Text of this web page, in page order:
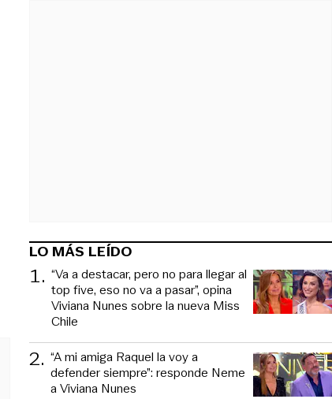
LO MÁS LEÍDO
1. “Va a destacar, pero no para llegar al
top five, eso no va a pasar”, opina
Viviana Nunes sobre la nueva Miss
Chile
2. “A mi amiga Raquel la voy a
defender siempre”: responde Neme
a Viviana Nunes